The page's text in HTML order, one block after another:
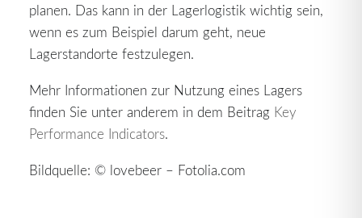
planen. Das kann in der Lagerlogistik wichtig sein,
wenn es zum Beispiel darum geht, neue
Lagerstandorte festzulegen.
Mehr Informationen zur Nutzung eines Lagers
finden Sie unter anderem in dem Beitrag Key
Performance Indicators.
Bildquelle: © lovebeer – Fotolia.com